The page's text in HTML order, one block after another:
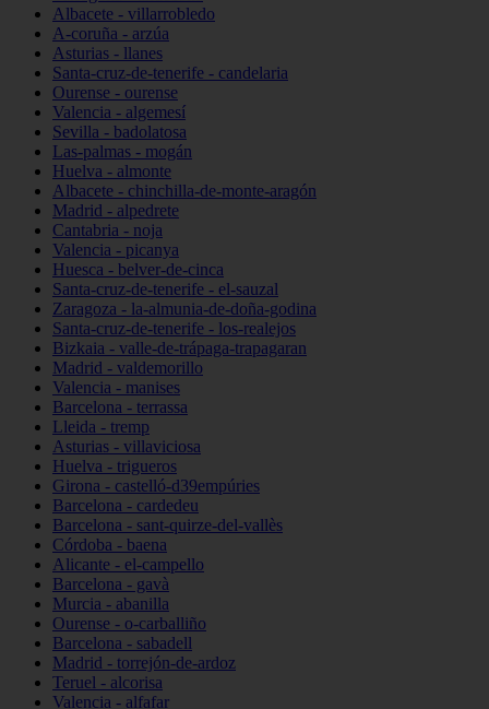
Albacete - villarrobledo
A-coruña - arzúa
Asturias - llanes
Santa-cruz-de-tenerife - candelaria
Ourense - ourense
Valencia - algemesí
Sevilla - badolatosa
Las-palmas - mogán
Huelva - almonte
Albacete - chinchilla-de-monte-aragón
Madrid - alpedrete
Cantabria - noja
Valencia - picanya
Huesca - belver-de-cinca
Santa-cruz-de-tenerife - el-sauzal
Zaragoza - la-almunia-de-doña-godina
Santa-cruz-de-tenerife - los-realejos
Bizkaia - valle-de-trápaga-trapagaran
Madrid - valdemorillo
Valencia - manises
Barcelona - terrassa
Lleida - tremp
Asturias - villaviciosa
Huelva - trigueros
Girona - castelló-d39empúries
Barcelona - cardedeu
Barcelona - sant-quirze-del-vallès
Córdoba - baena
Alicante - el-campello
Barcelona - gavà
Murcia - abanilla
Ourense - o-carballiño
Barcelona - sabadell
Madrid - torrejón-de-ardoz
Teruel - alcorisa
Valencia - alfafar